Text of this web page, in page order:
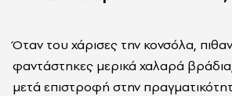
Όταν του χάρισες την κονσόλα,
φαντάστηκες μερικά χαλαρά
μετά επιστροφή στην